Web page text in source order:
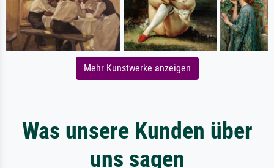
Mehr Kunstwerke anzeigen
Was unsere Kunden über
uns sagen